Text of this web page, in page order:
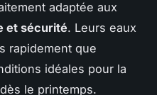
adaptée aux
et sécurité. Leurs eaux
rapidement que
idéales pour la
le printemps.